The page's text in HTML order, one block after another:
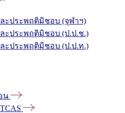
ะประพฤติมิชอบ (จุฬาฯ)
ะประพฤติมิชอบ (ป.ป.ช.)
ะประพฤติมิชอบ (ป.ป.ท.)
น